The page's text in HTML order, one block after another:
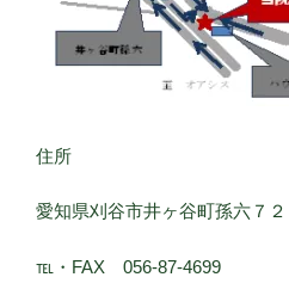
住所
愛知県刈谷市井ヶ谷町孫六７２
℡・FAX 056-87-4699